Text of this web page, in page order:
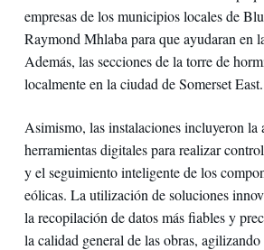
empresas de los municipios locales de
Raymond Mhlaba para que ayudaran en
Además, las secciones de la torre de
localmente en la ciudad de Somerset East.
Asimismo, las instalaciones incluyeron la
herramientas digitales para realizar
y el seguimiento inteligente de los
eólicas. La utilización de soluciones
la recopilación de datos más fiables y
la calidad general de las obras,